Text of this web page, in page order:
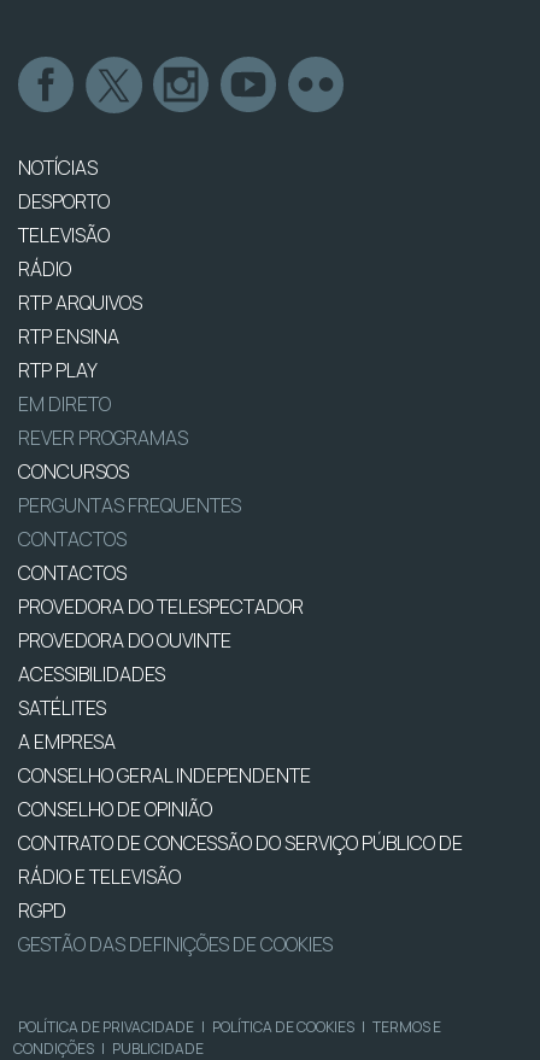
NOTÍCIAS
DESPORTO
TELEVISÃO
RÁDIO
RTP ARQUIVOS
RTP ENSINA
RTP PLAY
EM DIRETO
REVER PROGRAMAS
CONCURSOS
PERGUNTAS FREQUENTES
CONTACTOS
CONTACTOS
PROVEDORA DO TELESPECTADOR
PROVEDORA DO OUVINTE
ACESSIBILIDADES
SATÉLITES
A EMPRESA
CONSELHO GERAL INDEPENDENTE
CONSELHO DE OPINIÃO
CONTRATO DE CONCESSÃO DO SERVIÇO PÚBLICO DE
RÁDIO E TELEVISÃO
RGPD
GESTÃO DAS DEFINIÇÕES DE COOKIES
POLÍTICA DE PRIVACIDADE | POLÍTICA DE COOKIES | TERMOS E
CONDIÇÕES | PUBLICIDADE